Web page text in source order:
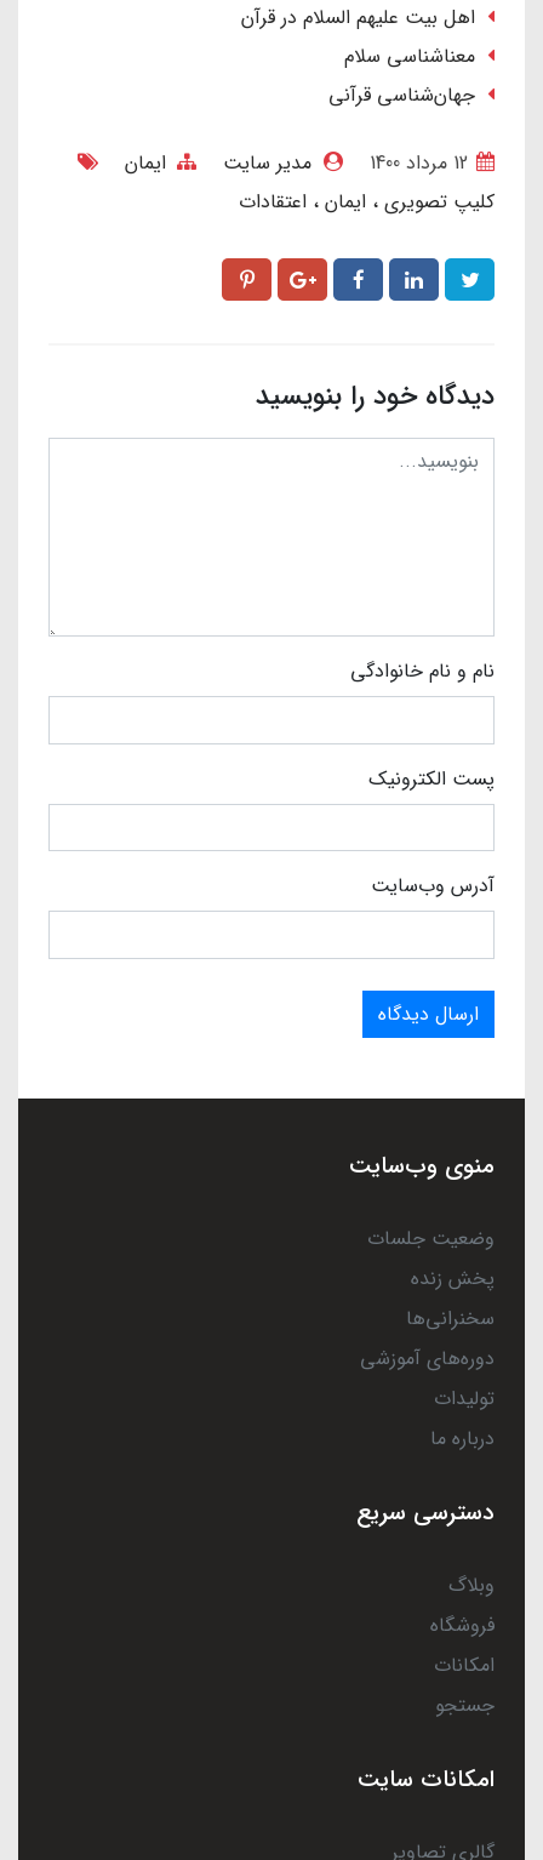
اهل بیت علیهم السلام در قرآن
معناشناسی سلام
جهان‌شناسی قرآنی
مدیر سایت
ایمان
کلیپ تصویری
ایمان اعتقادات
دیدگاه خود را بنویسید
نام و نام خانوادگی
پست الکترونیک
آدرس وب‌سایت
ارسال دیدگاه
منوی وب‌سایت
وضعیت جلسات
پخش زنده
سخنرانی‌ها
دوره‌های آموزشی
تولیدات
درباره ما
دسترسی سریع
وبلاگ
فروشگاه
امکانات
جستجو
امکانات سایت
گالری تصاویر